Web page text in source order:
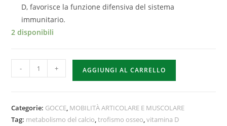
D, favorisce la funzione difensiva del sistema
immunitario.
2 disponibili
- + AGGIUNGI AL CARRELLO
Categorie: GOCCE, MOBILITÀ ARTICOLARE E MUSCOLARE
Tag: metabolismo del calcio,trofismo osseo,vitamina D